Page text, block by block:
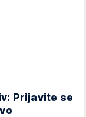
Prijavite se